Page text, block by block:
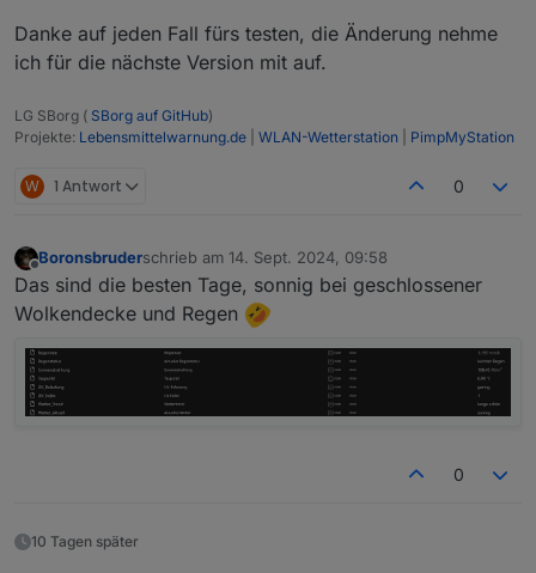
Danke auf jeden Fall fürs testen, die Änderung nehme
ich für die nächste Version mit auf.
LG SBorg ( SBorg auf GitHub)
Projekte: Lebensmittelwarnung.de WLAN-Wetterstation PimpMyStation
W 1 Antwort 0
Offline
Boronsbruderschrieb am 14. Sept. 2024, 09:58
zuletzt editiert von
Das sind die besten Tage, sonnig bei geschlossener
Wolkendecke und Regen
0
10 Tagen später